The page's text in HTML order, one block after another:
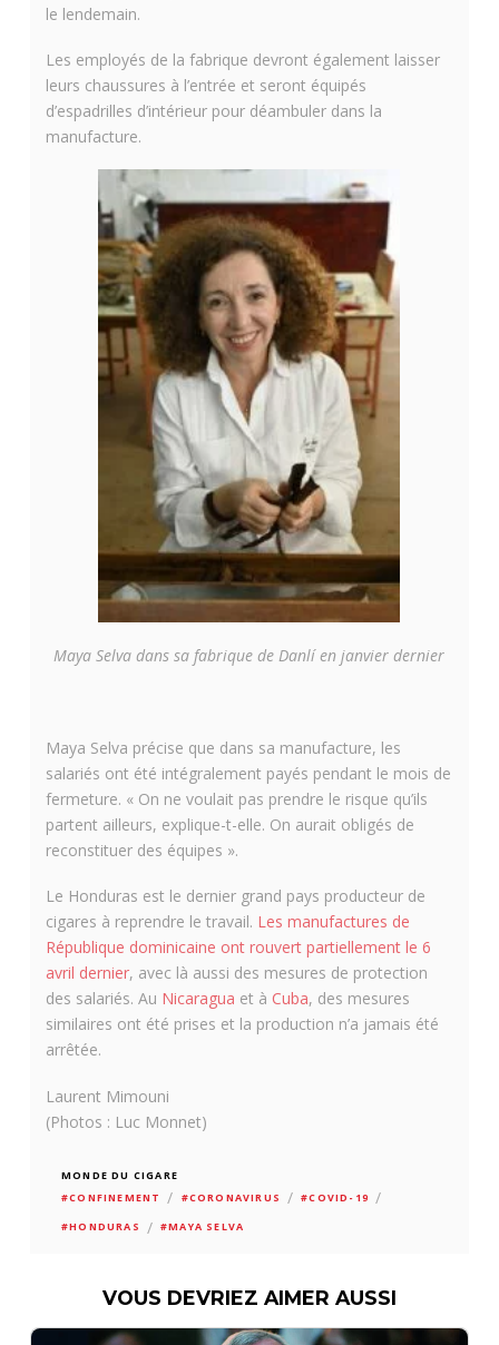
le lendemain.
Les employés de la fabrique devront également laisser
leurs chaussures à l’entrée et seront équipés
d’espadrilles d’intérieur pour déambuler dans la
manufacture.
Maya Selva dans sa fabrique de Danlí en janvier dernier
Maya Selva précise que dans sa manufacture, les
salariés ont été intégralement payés pendant le mois de
fermeture. « On ne voulait pas prendre le risque qu’ils
partent ailleurs, explique-t-elle. On aurait obligés de
reconstituer des équipes ».
Le Honduras est le dernier grand pays producteur de
cigares à reprendre le travail. Les manufactures de
République dominicaine ont rouvert partiellement le 6
avril dernier, avec là aussi des mesures de protection
des salariés. Au Nicaragua et à Cuba, des mesures
similaires ont été prises et la production n’a jamais été
arrêtée.
Laurent Mimouni
(Photos : Luc Monnet)
MONDE DU CIGARE
#CONFINEMENT
/ #CORONAVIRUS / #COVID-19 /
#HONDURAS / #MAYA SELVA
VOUS DEVRIEZ AIMER AUSSI